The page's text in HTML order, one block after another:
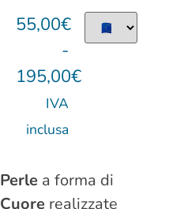
55,00€
-
195,00€
IVA
inclusa
Perle a forma di
Cuore realizzate